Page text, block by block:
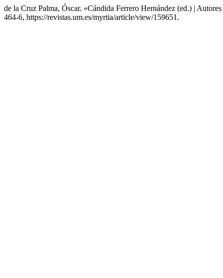
de la Cruz Palma, Óscar. «Cándida Ferrero Hernández (ed.) |
464-6, https://revistas.um.es/myrtia/article/view/159651.